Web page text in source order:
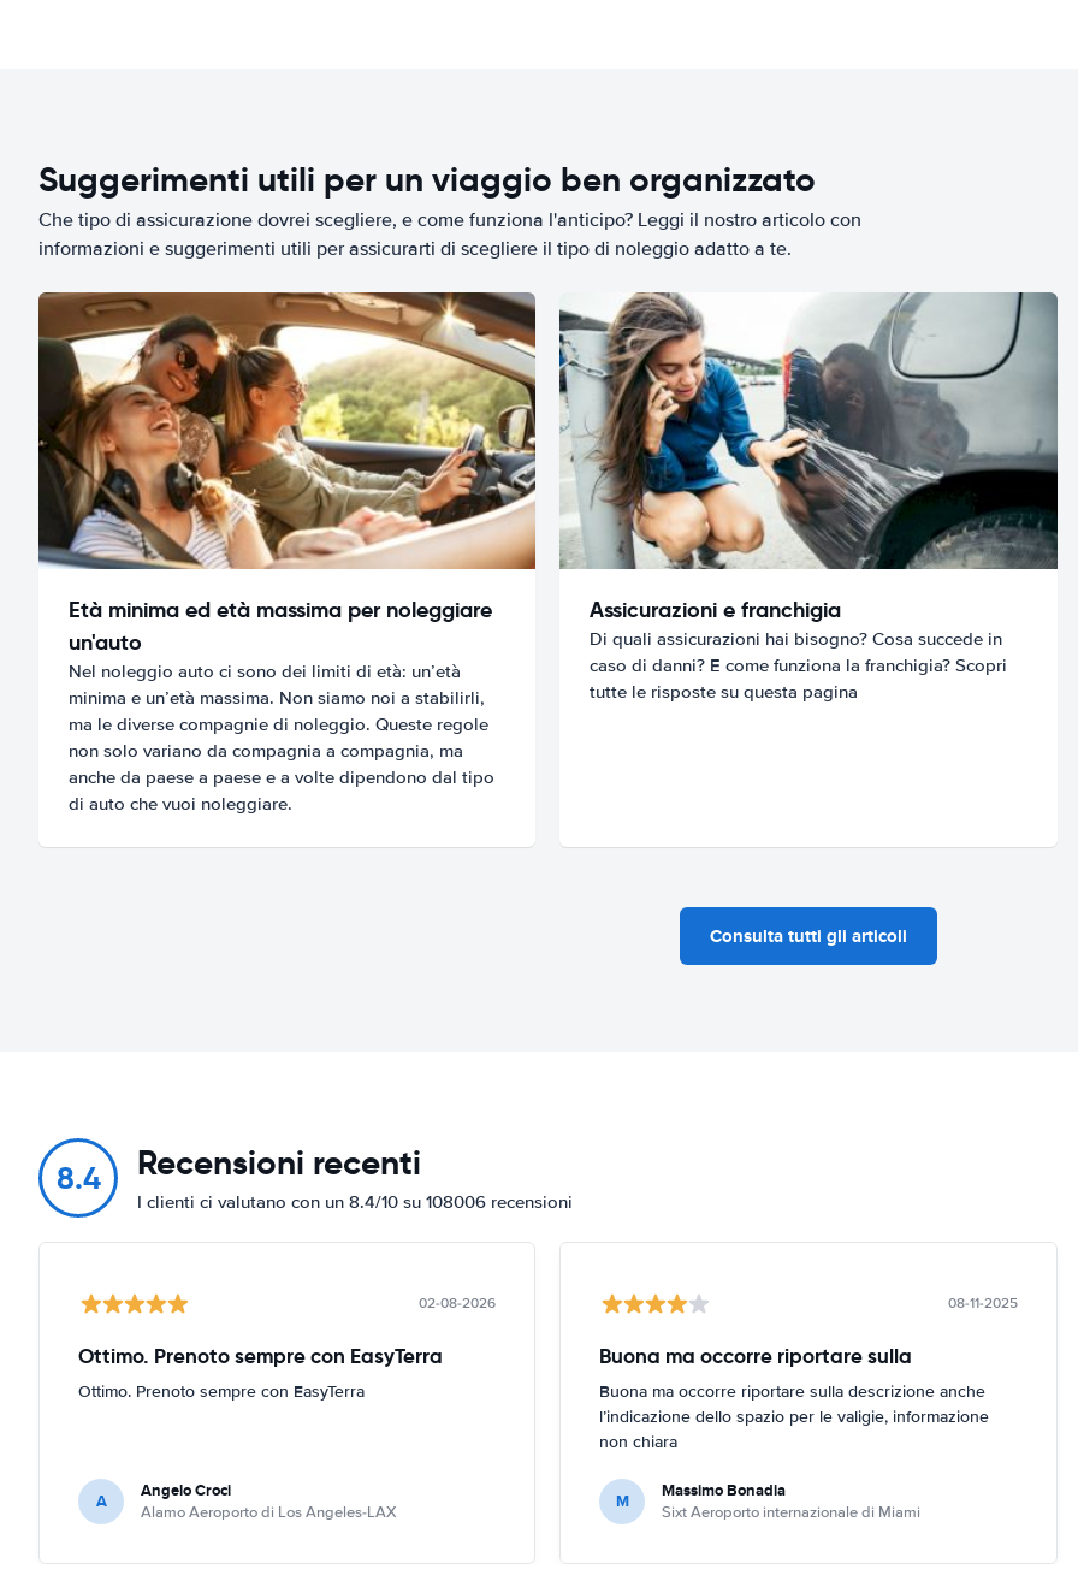
Suggerimenti utili per un viaggio ben organizzato
Che tipo di assicurazione dovrei scegliere, e come funziona l'anticipo? Leggi il nostro articolo con
informazioni e suggerimenti utili per assicurarti di scegliere il tipo di noleggio adatto a te.
Età minima ed età massima per noleggiare
un'auto
Nel noleggio auto ci sono dei limiti di età: un’età
minima e un’età massima. Non siamo noi a stabilirli,
ma le diverse compagnie di noleggio. Queste regole
non solo variano da compagnia a compagnia, ma
anche da paese a paese e a volte dipendono dal tipo
di auto che vuoi noleggiare.
Assicurazioni e franchigia
Di quali assicurazioni hai bisogno? Cosa succede in
caso di danni? E come funziona la franchigia? Scopri
tutte le risposte su questa pagina
Consulta tutti gli articoli
8.4 Recensioni recenti
I clienti ci valutano con un 8.4/10 su 108006 recensioni
02-08-2026
Ottimo. Prenoto sempre con EasyTerra
Ottimo. Prenoto sempre con EasyTerra
A Angelo Croci
Alamo Aeroporto di Los Angeles-LAX
08-11-2025
Buona ma occorre riportare sulla
Buona ma occorre riportare sulla descrizione anche
l’indicazione dello spazio per le valigie, informazione
non chiara
M Massimo Bonadia
Sixt Aeroporto internazionale di Miami